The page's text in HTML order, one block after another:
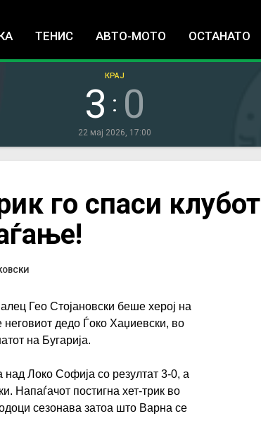
ТЕНИС АВТО-МОТО ОСТАНАТО
3 : 0
КРАЈ
22 мај 2026, 17:00
го спаси клубот
Гео Стојановски беше херој на
дедо Ѓоко Хаџиевски, во
на Бугарија.
Локо Софија со резултат 3-0, а
Напаѓачот постигна хет-трик во
сезонава затоа што Варна се